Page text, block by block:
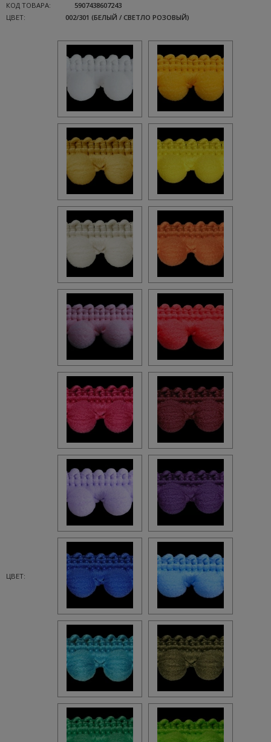
КОД ТОВАРА:
5907438607243
ЦВЕТ:
002/301 (БЕЛЫЙ / СВЕТЛО РОЗОВЫЙ)
ЦВЕТ: